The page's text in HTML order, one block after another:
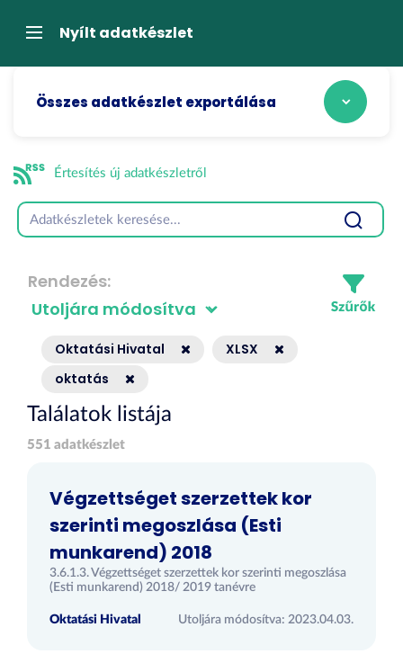
átugrásaNavigációNyílt adatkészlet
Összes adatkészlet exportálása
Értesítés új adatkészletről
Rendezés
Oktatási Hivatal
XLSX
oktatás
Találatok listája
551 adatkészlet
Végzettséget szerzettek kor
szerinti megoszlása (Esti
munkarend) 2018
3.6.1.3. Végzettséget szerzettek kor szerinti megoszlása
(Esti munkarend) 2018/ 2019 tanévre
Oktatási Hivatal Utoljára módosítva: 2023.04.03.